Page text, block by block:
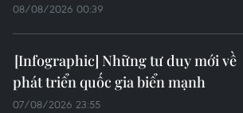
08/08/2026 00:39
Những tư duy mới về
phát triển quốc gia biển mạnh
07/08/2026 23:55